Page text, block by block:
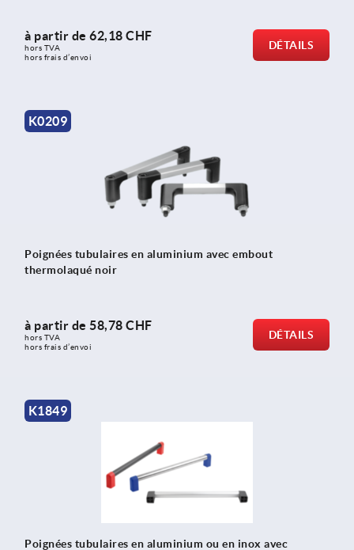
à partir de 62,18 CHF
hors TVA
hors frais d’envoi
DÉTAILS
K0209
Poignées tubulaires en aluminium avec embout
thermolaqué noir
à partir de 58,78 CHF
hors TVA
hors frais d’envoi
DÉTAILS
K1849
Poignées tubulaires en aluminium ou en inox avec